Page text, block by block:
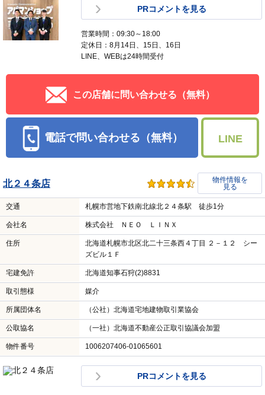
PRコメントを見る
営業時間：09:30～18:00
定休日：8月14日、15日、16日
LINE、WEBは24時間受付
この店舗に問い合わせる（無料）
電話で問い合わせる（無料） LINE
北２４条店
物件情報を
見る
交通 札幌市営地下鉄南北線北２４条駅 徒歩1分
会社名 株式会社 ＮＥＯ ＬＩＮＸ
住所
北海道札幌市北区北二十三条西４丁目 ２－１２ シー
ズビル１Ｆ
宅建免許 北海道知事石狩(2)8831
取引態様 媒介
所属団体名 （公社）北海道宅地建物取引業協会
公取協名 （一社）北海道不動産公正取引協議会加盟
物件番号 1006207406-01065601
PRコメントを見る